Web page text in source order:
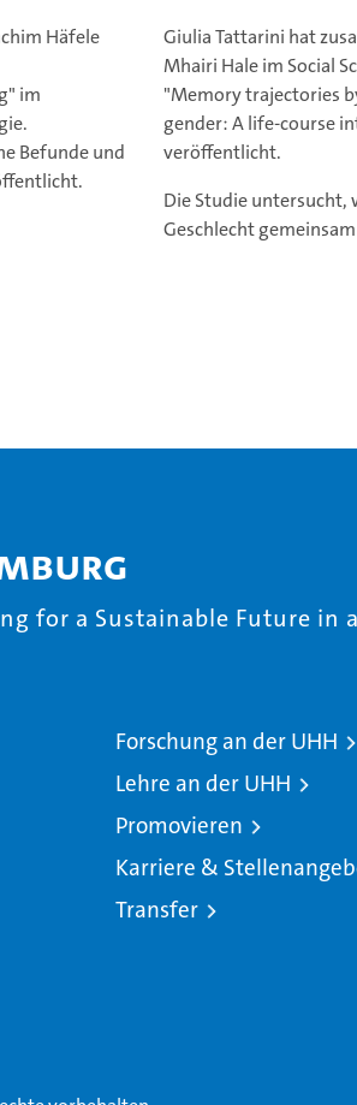
Häfele
im
Befunde und
Giulia Tattarini hat
Mhairi Hale im Social
"Memory trajectories
gender: A life-course
veröffentlicht.
Die Studie
Geschlecht
for a Sustainable Future in
Forschung an der UHH
Lehre an der UHH
Promovieren
Karriere &
Transfer